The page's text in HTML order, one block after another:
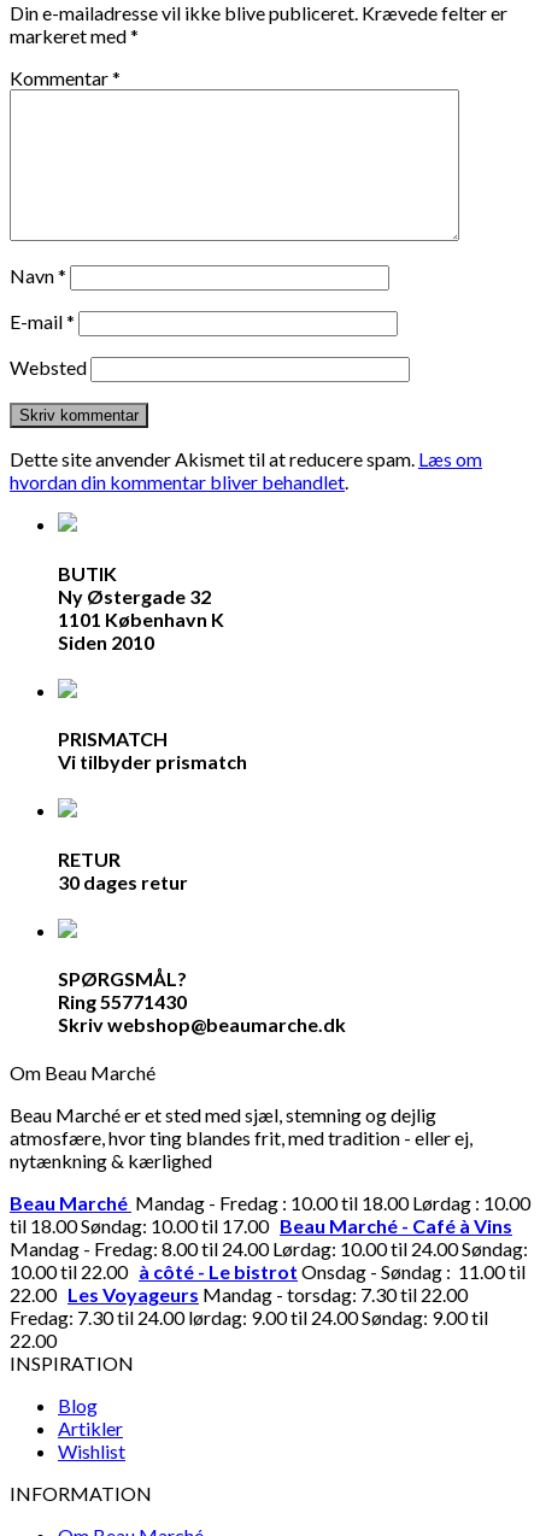
Din e-mailadresse vil ikke blive publiceret. Krævede felter er
markeret med*
Kommentar*
Navn*
E-mail*
Websted
Dette site anvender Akismet til at reducere spam. Læs om
hvordan din kommentar bliver behandlet.
BUTIK
Ny Østergade 32
1101 København K
Siden 2010
PRISMATCH
Vi tilbyder prismatch
RETUR
30 dages retur
SPØRGSMÅL?
Ring 55771430
Skriv webshop@beaumarche.dk
Om Beau Marché
Beau Marché er et sted med sjæl, stemning og dejlig
atmosfære, hvor ting blandes frit, med tradition - eller ej,
nytænkning & kærlighed
Beau Marché Mandag - Fredag : 10.00 til 18.00 Lørdag : 10.00
til 18.00 Søndag: 10.00 til 17.00 Beau Marché - Café à Vins
Mandag - Fredag: 8.00 til 24.00 Lørdag: 10.00 til 24.00 Søndag:
10.00 til 22.00 à côté - Le bistrot Onsdag - Søndag : 11.00 til
22.00 Les Voyageurs Mandag - torsdag: 7.30 til 22.00
Fredag: 7.30 til 24.00 lørdag: 9.00 til 24.00 Søndag: 9.00 til
22.00
INSPIRATION
Blog
Artikler
Wishlist
INFORMATION